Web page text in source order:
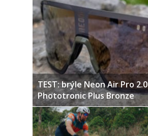
TEST: brýle Neon Air Pro 2.0
Phototronic Plus Bronze